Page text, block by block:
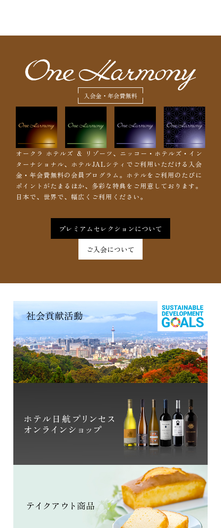
入会金・年会費無料
オークラ ホテルズ ＆ リゾーツ、ニッコー・ホテルズ・イン
ターナショナル、ホテルJALシティでご利用いただける入会
金・年会費無料の会員プログラム。ホテルをご利用のたびに
ポイントがたまるほか、多彩な特典をご用意しております。
日本で、世界で、幅広くご利用ください。
プレミアムセレクションについて
ご入会について